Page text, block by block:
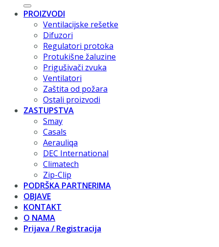
PROIZVODI
Ventilacijske rešetke
Difuzori
Regulatori protoka
Protukišne žaluzine
Prigušivači zvuka
Ventilatori
Zaštita od požara
Ostali proizvodi
ZASTUPSTVA
Smay
Casals
Aerauliqa
DEC International
Climatech
Zip-Clip
PODRŠKA PARTNERIMA
OBJAVE
KONTAKT
O NAMA
Prijava / Registracija